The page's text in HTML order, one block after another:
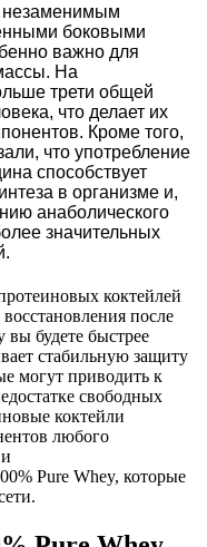
незаменимым
боковыми
важно для
На
трети общей
что делает их
Кроме того,
что употребление
способствует
в организме и,
анаболического
значительных
коктейлей
после
вы будете быстрее
стабильную защиту
могут приводить к
свободных
коктейли
любого
Pure Whey, которые